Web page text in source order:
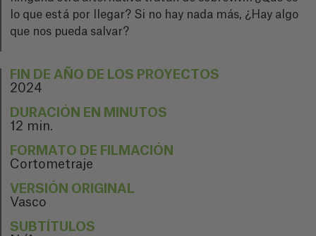
lo que está por llegar? Si no hay nada más, ¿Hay algo
que nos pueda salvar?
FIN DE AÑO DE LOS PROYECTOS
2024
DURACIÓN EN MINUTOS
12 min.
FORMATO DE FILMACIÓN
Cortometraje
VERSIÓN ORIGINAL
Vasco
SUBTÍTULOS